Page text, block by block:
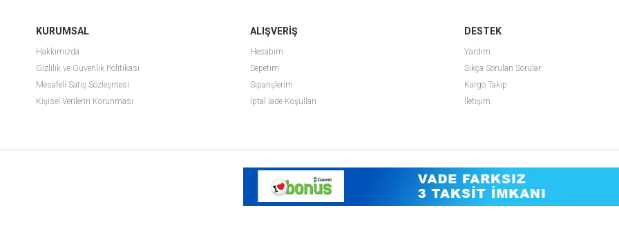
KURUMSAL
Hakkımızda
Gizlilik ve Güvenlik Politikası
Mesafeli Satış Sözleşmesi
Kişisel Verilerin Korunması
ALIŞVERİŞ
Hesabım
Sepetim
Siparişlerim
İptal İade Koşulları
DESTEK
Yardım
Sıkça Sorulan Sorular
Kargo Takip
İletişim